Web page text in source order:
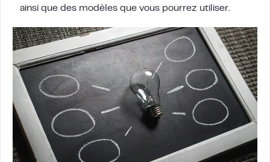
ainsi que des modèles que vous pourrez utiliser.